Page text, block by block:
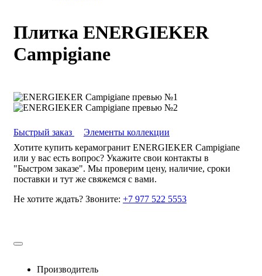
Плитка ENERGIEKER
Campigiane
Быстрый заказ
Элементы коллекции
Хотите купить керамогранит ENERGIEKER Campigiane
или у вас есть вопрос? Укажите свои контакты в
"Быстром заказе". Мы проверим цену, наличие, сроки
поставки и тут же свяжемся с вами.
Не хотите ждать? Звоните: +7 977 522 5553
Производитель